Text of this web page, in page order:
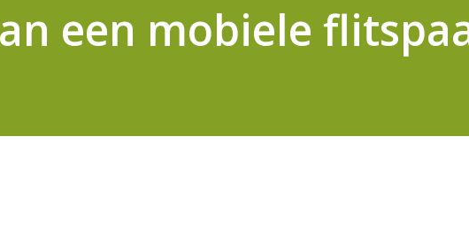
een mobiele